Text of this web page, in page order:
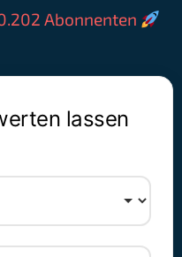
Abonnenten
lassen